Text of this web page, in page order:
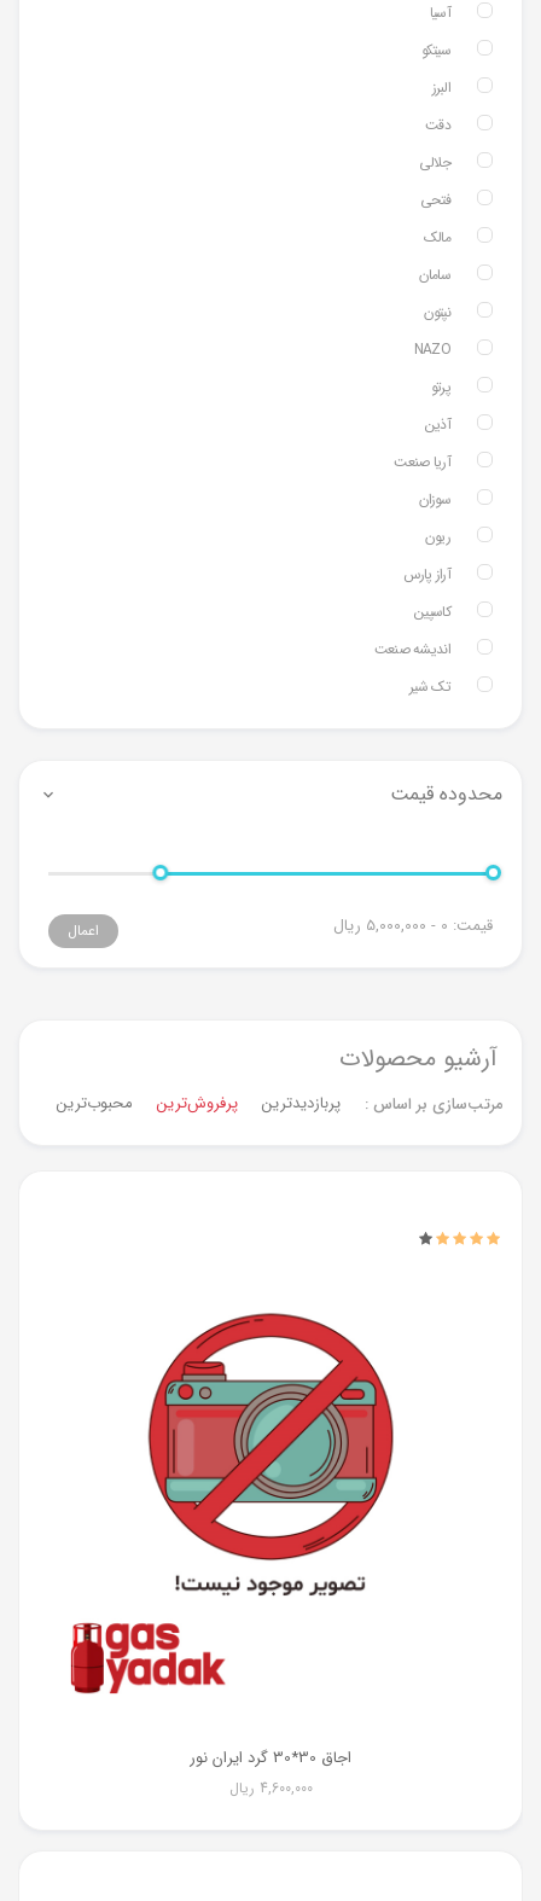
آسیا
سیتکو
البرز
دقت
جلالی
فتحی
مالک
سامان
نپتون
NAZO
پرتو
آذین
آریا صنعت
سوزان
ریون
آراز پارس
کاسپین
اندیشه صنعت
تک شیر
محدوده قیمت
قیمت: 0 - 5,000,000 ریال اعمال
آرشیو محصولات
مرتب‌سازی بر اساس : پربازدیدترین پرفروش‌ترین‌ محبوب‌ترین
اجاق 30*30 گرد ایران نور
4,600,000 ریال